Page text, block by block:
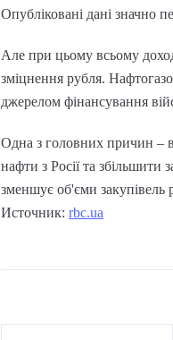
Опубліковані дані значно
Але при цьому всьому
зміцнення рубля.
джерелом фінансування
Одна з головних причин – в
нафти з Росії та збільшити
зменшує об'єми закупівель
Источник: rbc.ua